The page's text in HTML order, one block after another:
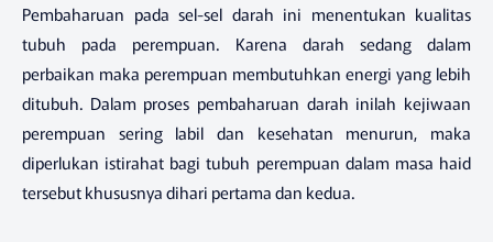
Pembaharuan pada sel-sel darah ini menentukan kualitas
tubuh pada perempuan. Karena darah sedang dalam
perbaikan maka perempuan membutuhkan energi yang lebih
ditubuh. Dalam proses pembaharuan darah inilah kejiwaan
perempuan sering labil dan kesehatan menurun, maka
diperlukan istirahat bagi tubuh perempuan dalam masa haid
tersebut khususnya dihari pertama dan kedua.